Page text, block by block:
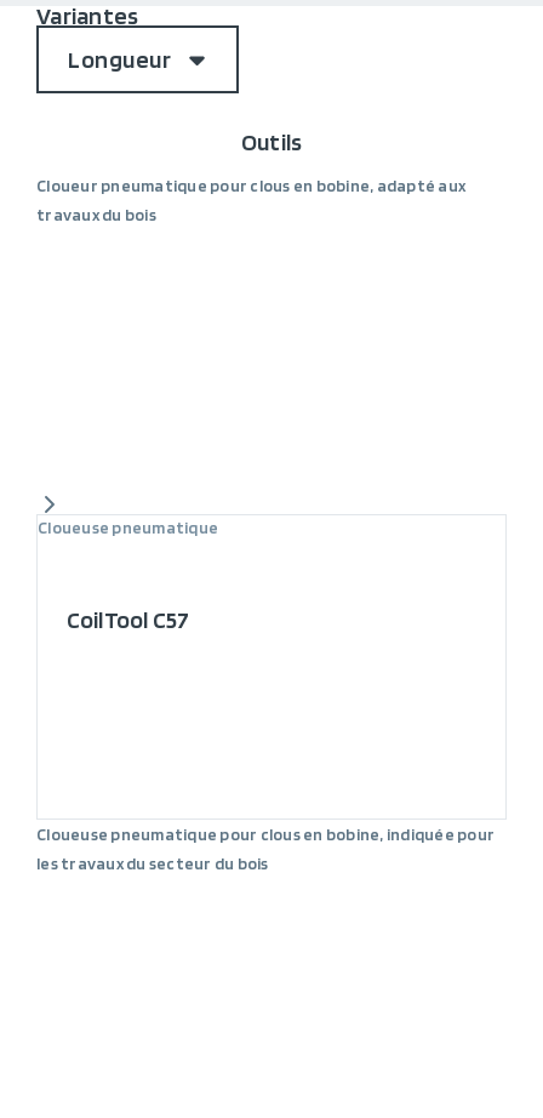
Variantes
Longueur
Outils
Cloueur pneumatique pour clous en bobine, adapté aux
travaux du bois
Cloueuse pneumatique
CoilTool C57
Cloueuse pneumatique pour clous en bobine, indiquée pour
les travaux du secteur du bois